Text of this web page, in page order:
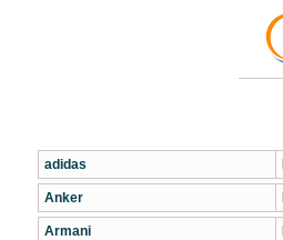
adidas
Anker
Armani